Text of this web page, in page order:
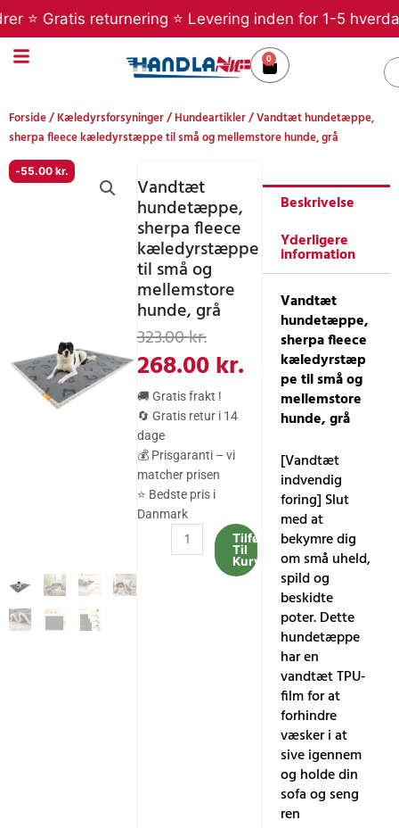
til
indholdet
returnering ⭐ Levering inden for 1-5 hverdage
0
Kurv
Forside/Kæledyrsforsyninger/Hundeartikler/ Vandtæt hundetæppe,
sherpa fleece kæledyrstæppe til små og mellemstore hunde, grå
-55.00 kr.
Vandtæt
hundetæppe,
sherpa fleece
kæledyrstæppe
til små og
mellemstore
hunde, grå
323.00kr.Den
oprindelige
pris
var:
323.00 kr..
268.00kr.
Den
aktuelle
pris
268.00 kr..
🚚 Gratis frakt !
🔄 Gratis retur i 14
dage
💰 Prisgaranti – vi
matcher prisen
⭐ Bedste pris i
Danmark
hundetæppe,
sherpa
fleece
Tilføj
Til
Kurv
Beskrivelse
Yderligere
information
Vandtæt
hundetæppe,
sherpa fleece
kæledyrstæp
pe til små og
mellemstore
hunde, grå
[Vandtæt
indvendig
foring] Slut
med at
bekymre dig
om små uheld,
spild og
beskidte
poter. Dette
hundetæppe
har en
vandtæt TPU-
film for at
forhindre
væsker i at
sive igennem
og holde din
sofa og seng
ren